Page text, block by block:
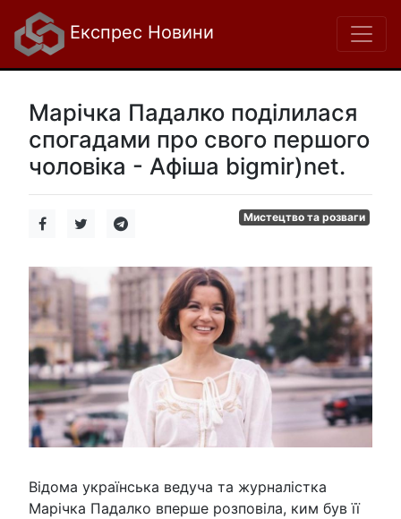
Експрес Новини
Марічка Падалко поділилася
спогадами про свого першого
чоловіка - Афіша bigmir)net.
Мистецтво та розваги
Відома українська ведуча та журналістка
Марічка Падалко вперше розповіла, ким був її